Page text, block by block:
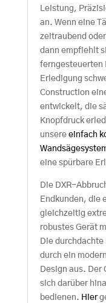
Leistung,
an. Wenn eine
zeitraubend
dann empfiehlt
ferngesteuerten
Erledigung
Construction
entwickelt, die
Knopfdruck
unsere einfach
eine spürbare
Die DXR-
Endkunden, die
gleichzeitig
robustes Gerät
Die
durch ein
Design aus. Der
sich darüber
bedienen. Hier